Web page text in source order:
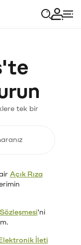
Giriş
tek bir
Açık Rıza
'ni
İleti